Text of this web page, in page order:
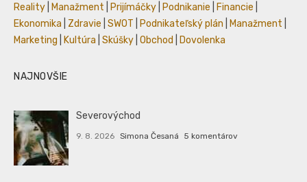
Reality
Manažment Prijímáčky Podnikanie Financie
Ekonomika
Zdravie SWOT Podnikateľský plán Manažment
Marketing
Kultúra Skúšky Obchod Dovolenka
NAJNOVŠIE
Severovýchod
9. 8. 2026 Simona Česaná 5 komentárov